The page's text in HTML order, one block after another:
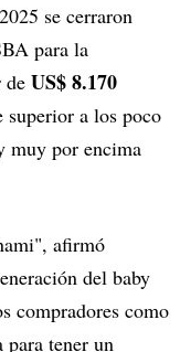
se cerraron
para la
de US$ 8.170
superior a los poco
muy por encima
afirmó
del baby
compradores como
para tener un